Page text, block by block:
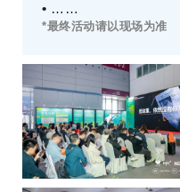
• ……
*最终活动请以现场为准